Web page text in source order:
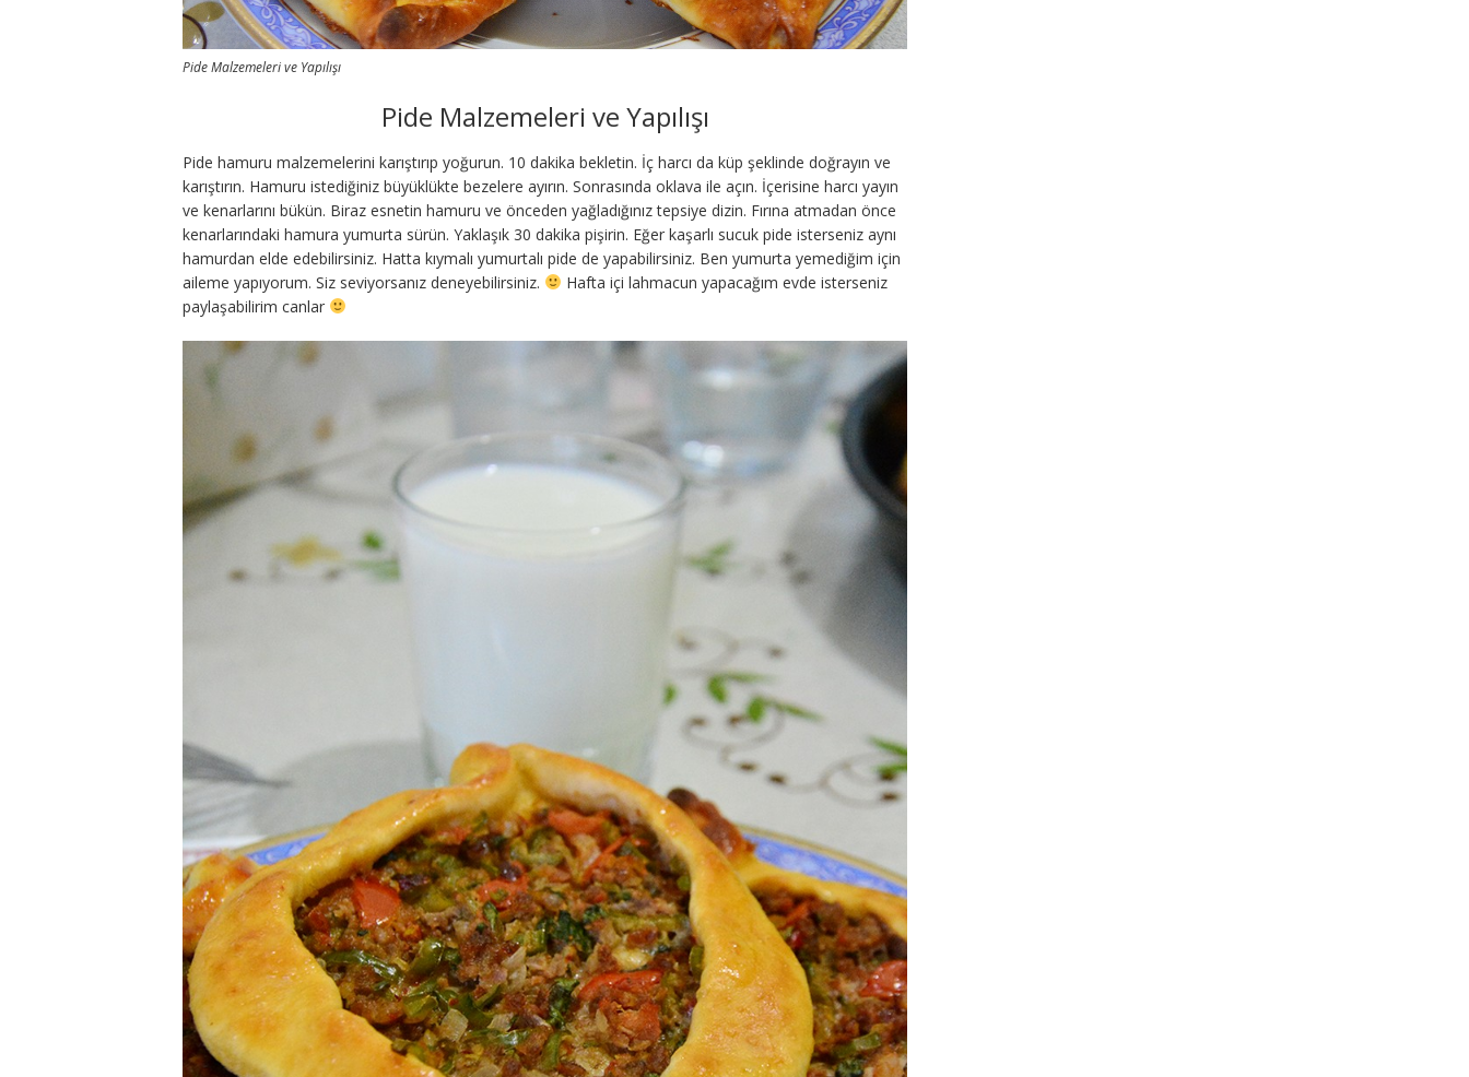
Pide Malzemeleri ve Yapılışı
Pide Malzemeleri ve Yapılışı
Pide hamuru malzemelerini karıştırıp yoğurun. 10 dakika bekletin. İç harcı da küp şeklinde doğrayın ve
karıştırın. Hamuru istediğiniz büyüklükte bezelere ayırın. Sonrasında oklava ile açın. İçerisine harcı yayın
ve kenarlarını bükün. Biraz esnetin hamuru ve önceden yağladığınız tepsiye dizin. Fırına atmadan önce
kenarlarındaki hamura yumurta sürün. Yaklaşık 30 dakika pişirin. Eğer kaşarlı sucuk pide isterseniz aynı
hamurdan elde edebilirsiniz. Hatta kıymalı yumurtalı pide de yapabilirsiniz. Ben yumurta yemediğim için
aileme yapıyorum. Siz seviyorsanız deneyebilirsiniz.
Hafta içi lahmacun yapacağım evde isterseniz
paylaşabilirim canlar